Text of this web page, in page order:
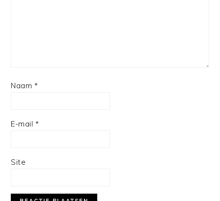
Naam *
E-mail *
Site